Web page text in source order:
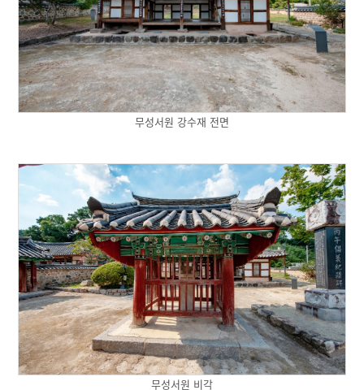
무성서원 강수재 전면
무성서원 비각